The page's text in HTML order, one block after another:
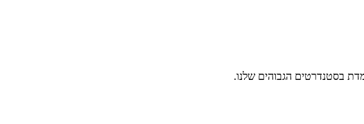
בסטנדרטים הגבוהים שלנו.